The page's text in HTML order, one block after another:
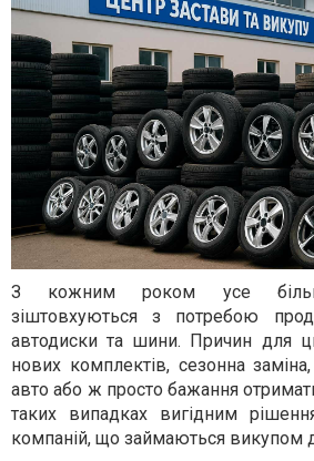
З кожним роком усе
зіштовхуються з потребою
автодиски та шини. Причин для
нових комплектів, сезонна
авто або ж просто бажання
таких випадках вигідним
компаній, що займаються викупом